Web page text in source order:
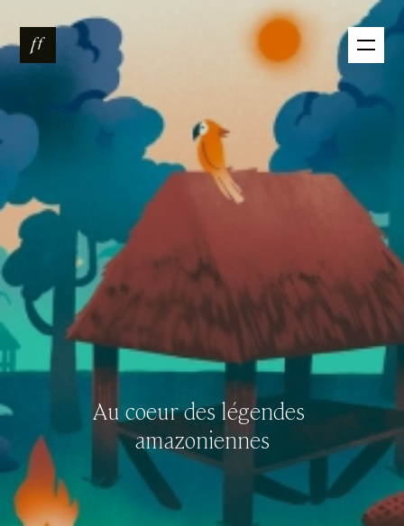
Au coeurdeslégendes
amazoniennes